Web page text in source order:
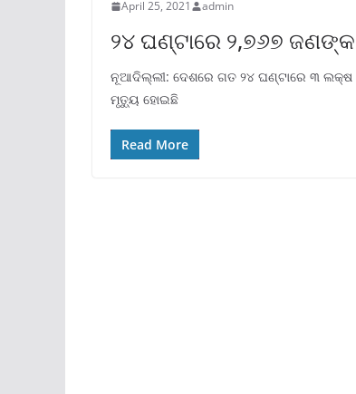
April 25, 2021 admin
୨୪ ଘଣ୍ଟାରେ ୨,୭୬୭ ଜଣଙ୍କ
ନୂଆଦିଲ୍ଲୀ: ଦେଶରେ ଗତ ୨୪ ଘଣ୍ଟାରେ ୩ ଲକ୍ଷ
ମୃତ୍ୟୁ ହୋଇଛି
Read More